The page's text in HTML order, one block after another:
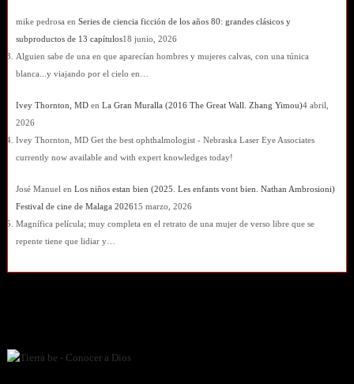
mike pedrosa en Series de ciencia ficción de los años 80: grandes clásicos y
subproductos de 13 capítulos18 junio, 2026
Alguien sabe de una en que aparecían hombres y mujeres calvas, con una túnica
blanca...y viajando por el cielo en…
Ivey Thornton, MDen La Gran Muralla (2016 The Great Wall. Zhang Yimou)4 abril,
2026
Ivey Thornton, MD Get the best ophthalmologist - Nebraska Laser Eye Associates
currently now available and with expert knowledges today!
José Manuel en Los niños estan bien (2025. Les enfants vont bien. Nathan Ambrosioni)
Festival de cine de Malaga 202615 marzo, 2026
Magnífica película; muy completa en el retrato de una mujer de verso libre que se
repente tiene que lidiar y…